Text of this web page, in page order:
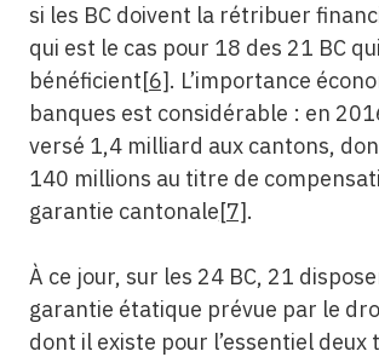
si les BC doivent la rétribuer
qui est le cas pour 18 des 21 BC
bénéficient[6]. L’importance
banques est considérable : en
versé 1,4 milliard aux cantons,
140 millions au titre de
garantie cantonale[7].
À ce jour, sur les 24 BC, 21
garantie étatique prévue par le
dont il existe pour l’essentiel deux